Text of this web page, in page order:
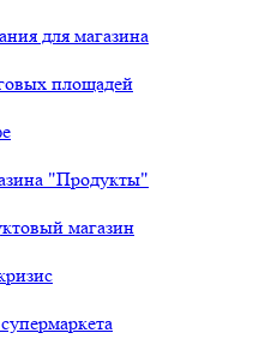
для магазина
площадей
"Продукты"
магазин